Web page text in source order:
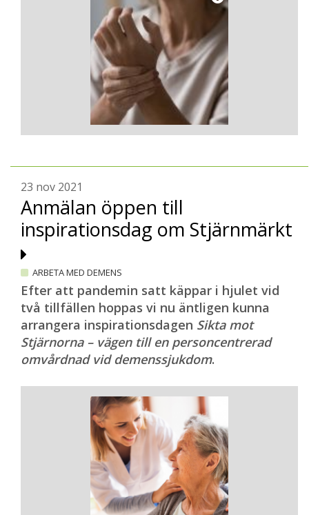
23 nov 2021
Anmälan öppen till
inspirationsdag om Stjärnmärkt
ARBETA MED DEMENS
Efter att pandemin satt käppar i hjulet vid
två tillfällen hoppas vi nu äntligen kunna
arrangera inspirationsdagen Sikta mot
Stjärnorna – vägen till en personcentrerad
omvårdnad vid demenssjukdom.